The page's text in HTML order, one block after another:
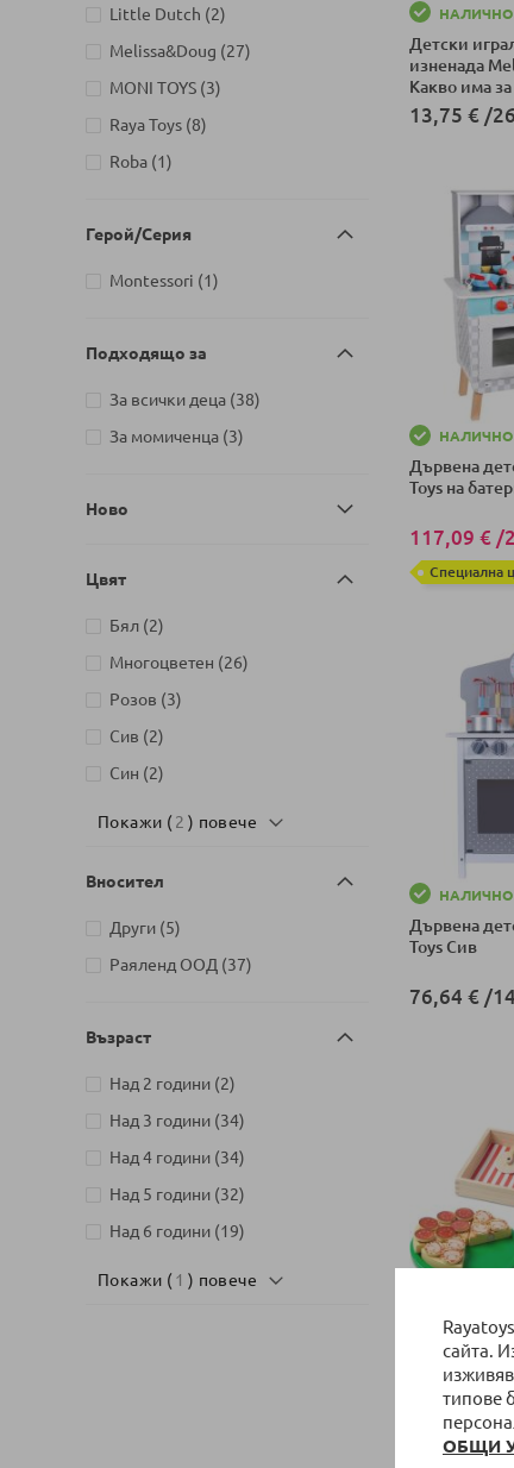
сайта.
типове
ОБЩИ
НАЛИЧНО
Детски
изненада
Какво има
13,75 € /
НАЛИЧНО
Дървена
Toys на
117,09 € /
Специална
НАЛИЧНО
Дървена
Toys Сив
76,64 € /
НАЛИЧНО
Дървен
Melissa and
27,05 €/
Little Dutch
2
артикули
Melissa&Doug
27
артикули
MONI TOYS 3
артикули
Raya Toys 8
артикули
Roba 1
артикул
Герой/Серия
Montessori 1
артикул
Подходящо за
За всички деца 38
артикули
За момиченца 3
артикули
Ново
Цвят
Бял 2
артикули
Многоцветен
26
артикули
Розов
3
артикули
Сив
2
артикули
Син
2
артикули
Покажи (2 ) повече
Вносител
Други 5
артикули
Раяленд ООД
37
артикули
Възраст
Над 2 години 2
артикули
Над 3 години 34
артикули
Над 4 години 34
артикули
Над 5 години 32
артикули
Над 6 години 19
артикули
Покажи (1 ) повече